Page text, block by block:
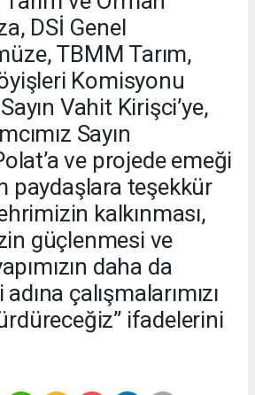
DSİ Genel
TBMM Tarım,
Komisyonu
Vahit Kirişci’ye,
Sayın
ve projede emeği
paydaşlara teşekkür
kalkınması,
güçlenmesi ve
daha da
çalışmalarımızı
ifadelerini